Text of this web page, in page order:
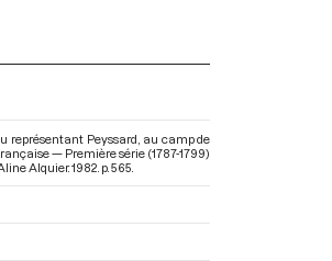
représentant Peyssard, au camp de
— Première série (1787-1799)
Alquier. 1982. p. 565.